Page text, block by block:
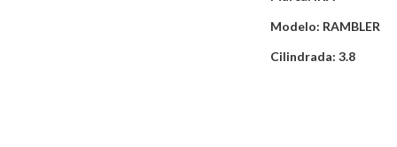
Modelo: RAMBLER
Cilindrada: 3.8